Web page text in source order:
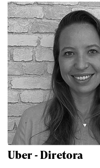
Uber - Diretora